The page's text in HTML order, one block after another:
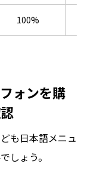
100%
ォンを購
も日本語メニュ
しょう。